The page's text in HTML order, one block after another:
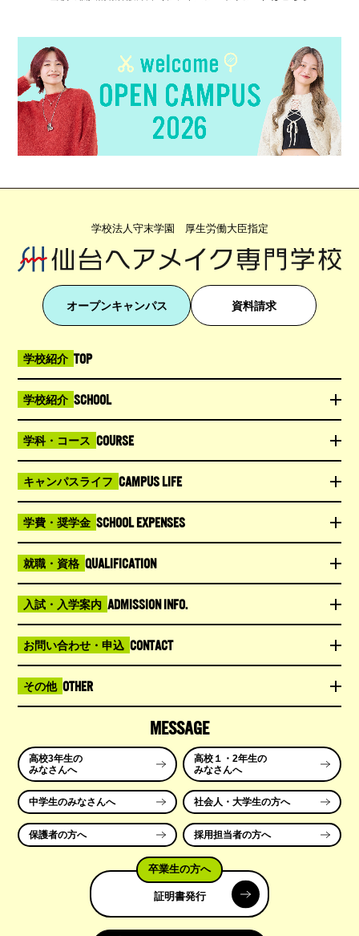
学校法人守末学園 厚生労働大臣指定
オープンキャンパス 資料請求
学校紹介 TOP
学校紹介 SCHOOL
学科・コース COURSE
キャンパスライフ CAMPUS LIFE
学費・奨学金 SCHOOL EXPENSES
就職・資格 QUALIFICATION
入試・入学案内 ADMISSION INFO.
お問い合わせ・申込 CONTACT
その他 OTHER
MESSAGE
高校3年生の
みなさんへ
高校１・2年生の
みなさんへ
中学生のみなさんへ 社会人・大学生の方へ
保護者の方へ 採用担当者の方へ
卒業生の方へ
証明書発行